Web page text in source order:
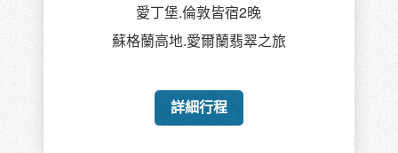
愛丁堡.倫敦皆宿2晚
蘇格蘭高地.愛爾蘭翡翠之旅
詳細行程